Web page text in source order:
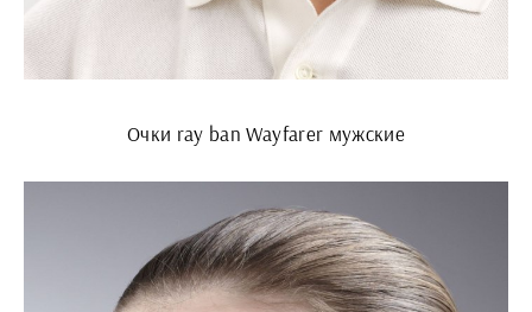
Очки ray ban Wayfarer мужские